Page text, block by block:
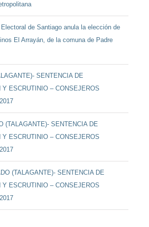
de Santiago anula la elección de
El Arrayán, de la comuna de Padre
SENTENCIA DE
Y ESCRUTINIO – CONSEJEROS
(TALAGANTE)- SENTENCIA DE
Y ESCRUTINIO – CONSEJEROS
(TALAGANTE)- SENTENCIA DE
Y ESCRUTINIO – CONSEJEROS